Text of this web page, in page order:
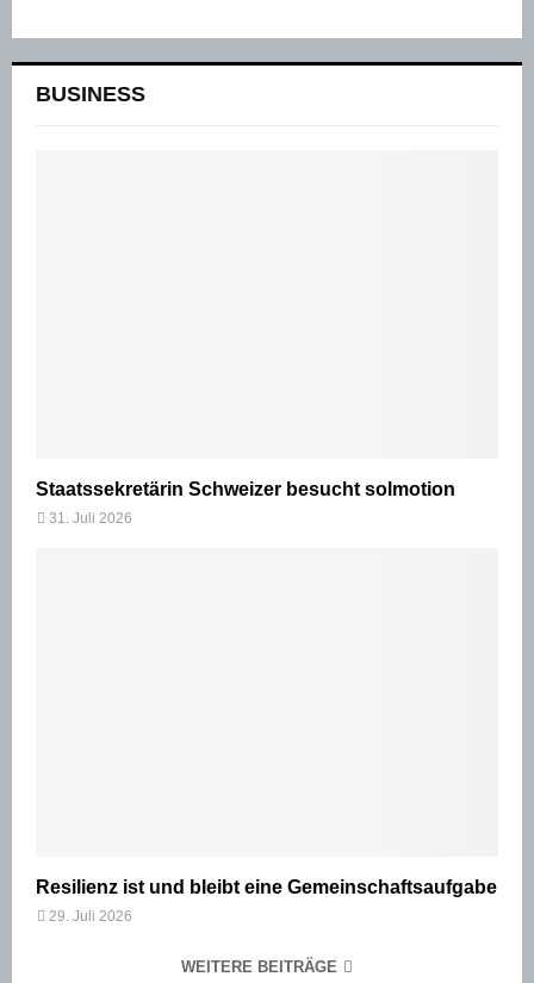
BUSINESS
Staatssekretärin Schweizer besucht solmotion
31. Juli 2026
Resilienz ist und bleibt eine Gemeinschaftsaufgabe
29. Juli 2026
WEITERE BEITRÄGE